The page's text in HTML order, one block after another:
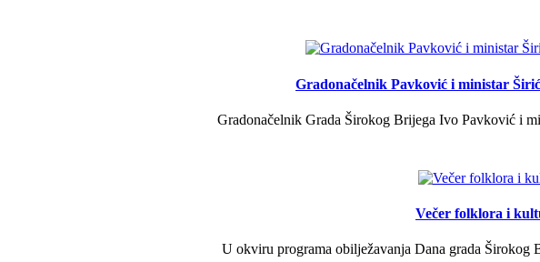
Gradonačelnik Pavković i ministar
Gradonačelnik Grada Širokog Brijega Ivo Pavković i
Večer folklora i
U okviru programa obilježavanja Dana grada Širokog